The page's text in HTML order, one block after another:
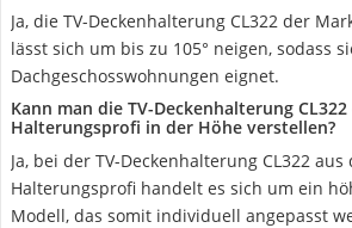
Ja, die TV-Deckenhalterung CL322 der
lässt sich um bis zu 105° neigen, sodass
Dachgeschosswohnungen eignet.
Kann man die TV-Deckenhalterung
Halterungsprofi in der Höhe verstellen?
Ja, bei der TV-Deckenhalterung CL322 aus
Halterungsprofi handelt es sich um ein
Modell, das somit individuell angepasst